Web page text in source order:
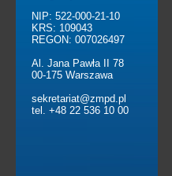
NIP: 522-000-21-10
KRS: 109043
REGON: 007026497
Al. Jana Pawła II 78
00-175 Warszawa
sekretariat@zmpd.pl
tel. +48 22 536 10 00